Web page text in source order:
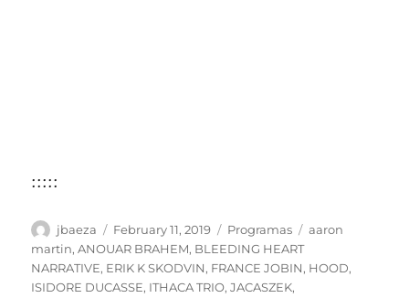
:::::
Author
jbaeza
Posted
on
February 11, 2019 Categories
Programas Tags
aaron
martin,ANOUAR BRAHEM, BLEEDING HEART
NARRATIVE, ERIK K SKODVIN, FRANCE JOBIN, HOOD,
ISIDORE DUCASSE, ITHACA TRIO,JACASZEK,